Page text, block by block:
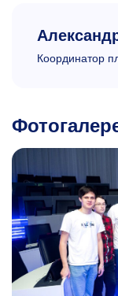
Координатор